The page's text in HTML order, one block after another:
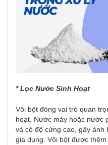
* Lọc Nước Sinh Hoạt
Vôi bột đóng vai trò quan
hoạt. Nước máy hoặc nước
và có độ cứng cao, gây
gia dụng. Vôi bột được